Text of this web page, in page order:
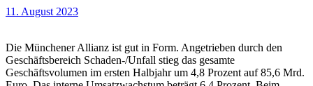
11. August 2023
Die Münchener Allianz ist gut in Form. Angetrieben durch den
Geschäftsbereich Schaden-/Unfall stieg das gesamte
Geschäftsvolumen im ersten Halbjahr um 4,8 Prozent auf 85,6 Mrd.